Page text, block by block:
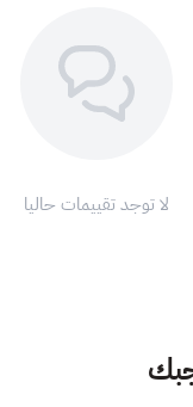
لا توجد تقييمات حاليا